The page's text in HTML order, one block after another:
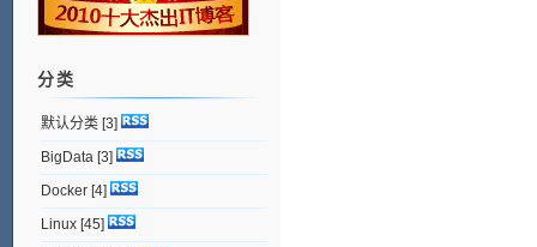
分类
默认分类[3]
BigData [3]
Docker[4]
Linux[45]